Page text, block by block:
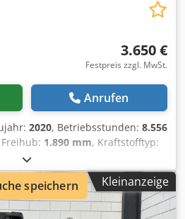
3.650 €
Festpreis zzgl. MwSt.
Anrufen
2020, Betriebsstunden: 8.556
Freihub: 1.890 mm, Kraftstofftyp:
, Gabellänge:
2.450 mm,
, Gesamtbreite: 1.140 mm , Farbe:
Hubkapazität: 1.400 kg -
Kleinanzeige
speichern